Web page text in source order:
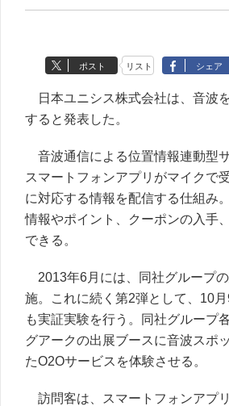
ポスト リスト シェア
日本ユニシス株式会社は、音波
すると発表した。
音波通信による位置情報連動型
スマートフォンアプリがマイクで
に対応する情報を配信する仕組み
情報やポイント、クーポンの入手
できる。
2013年6月には、同社グループ
施。これに続く第2弾として、10
も実証実験を行う。同社グループ
グアークの出展ブースに音波スポ
たO2Oサービスを体験させる。
訪問客は、スマートフォンアプ